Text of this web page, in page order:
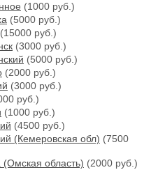
(1000 руб.)
(5000 руб.)
(15000 руб.)
(3000 руб.)
(5000 руб.)
(2000 руб.)
(3000 руб.)
руб.)
(1000 руб.)
(4500 руб.)
(Кемеровская обл) (7500
(Омская область) (2000 руб.)